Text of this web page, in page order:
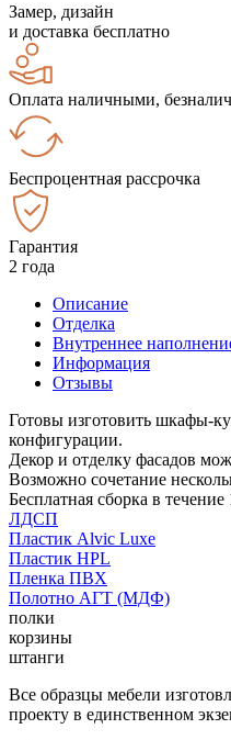
Замер, дизайн
и доставка бесплатно
Оплата наличными,
Беспроцентная рассрочка
Гарантия
2 года
Описание
Отделка
Внутреннее
Информация
Отзывы
Готовы изготовить шкафы-
конфигурации.
Декор и отделку фасадов
Возможно сочетание
Бесплатная сборка в
ЛДСП
Пластик Alvic Luxe
Пластик HPL
Пленка ПВХ
Полотно АГТ (МДФ)
полки
корзины
штанги
Все образцы мебели
проекту в единственном